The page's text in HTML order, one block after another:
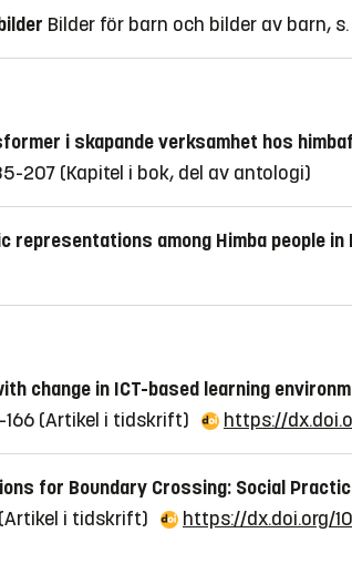
Bilder för barn och bilder av barn, s.
i skapande verksamhet hos
207 (Kapitel i bok, del av antologi)
representations among Himba people in
change in ICT-based learning
(Artikel i tidskrift) https://
for Boundary Crossing: Social
(Artikel i tidskrift)
https://dx.doi.org/